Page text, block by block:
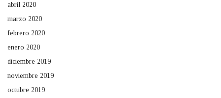
abril 2020
marzo 2020
febrero 2020
enero 2020
diciembre 2019
noviembre 2019
octubre 2019